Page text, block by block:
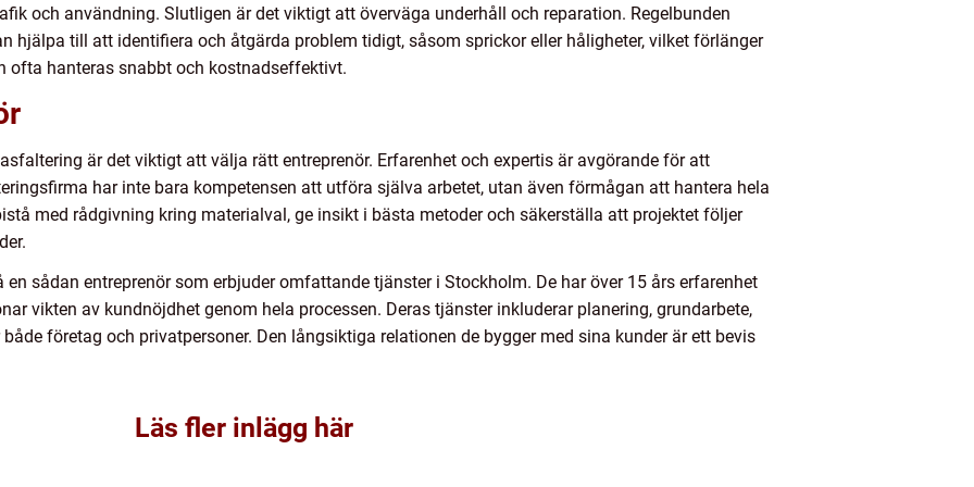
och användning. Slutligen är det viktigt att överväga underhåll och reparation. Regelbunden
hjälpa till att identifiera och åtgärda problem tidigt, såsom sprickor eller håligheter, vilket förlänger
ofta hanteras snabbt och kostnadseffektivt.
är det viktigt att välja rätt entreprenör. Erfarenhet och expertis är avgörande för att
har inte bara kompetensen att utföra själva arbetet, utan även förmågan att hantera hela
med rådgivning kring materialval, ge insikt i bästa metoder och säkerställa att projektet följer
en sådan entreprenör som erbjuder omfattande tjänster i Stockholm. De har över 15 års erfarenhet
vikten av kundnöjdhet genom hela processen. Deras tjänster inkluderar planering, grundarbete,
företag och privatpersoner. Den långsiktiga relationen de bygger med sina kunder är ett bevis
Läs fler inlägg här